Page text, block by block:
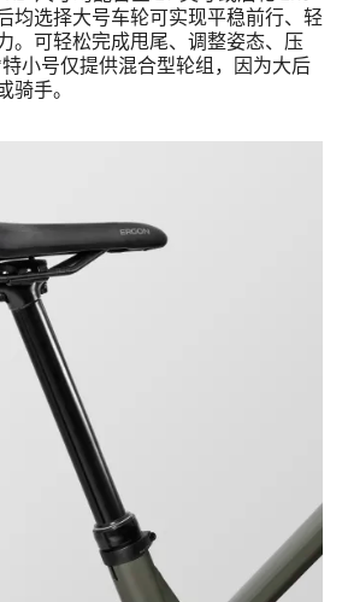
均选择大号车轮可实现平稳前行、轻
。可轻松完成甩尾、调整姿态、压
小号仅提供混合型轮组，因为大后
骑手。